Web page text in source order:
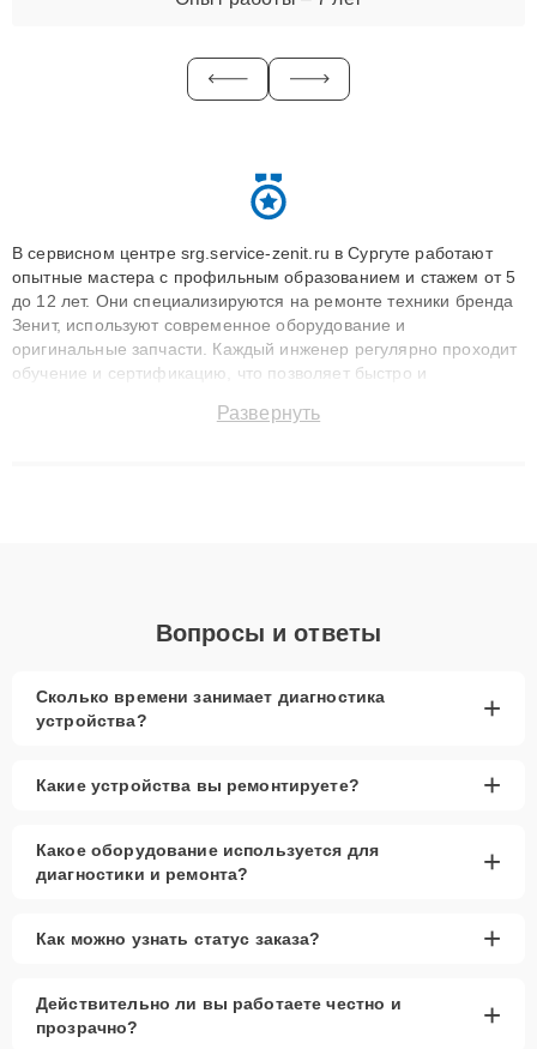
В сервисном центре srg.service-zenit.ru в Сургуте работают
опытные мастера с профильным образованием и стажем от 5
до 12 лет. Они специализируются на ремонте техники бренда
Зенит, используют современное оборудование и
оригинальные запчасти. Каждый инженер регулярно проходит
обучение и сертификацию, что позволяет быстро и
сохранением гарантии до 3 лет. Наши мастера решают
Развернуть
Вопросы и ответы
Сколько времени занимает диагностика
устройства?
+
Какие устройства вы ремонтируете? +
Какое оборудование используется для
диагностики и ремонта?
+
Как можно узнать статус заказа? +
Действительно ли вы работаете честно и
прозрачно?
+